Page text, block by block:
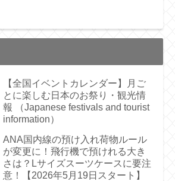
【全国イベントカレンダー】月ご
とに楽しむ日本のお祭り・観光情
報 （Japanese festivals and tourist
information）
ANA国内線の預け入れ荷物ルール
が変更に！飛行機で預けれる大き
さは？Lサイズスーツケースに要注
意！【2026年5月19日スタート】